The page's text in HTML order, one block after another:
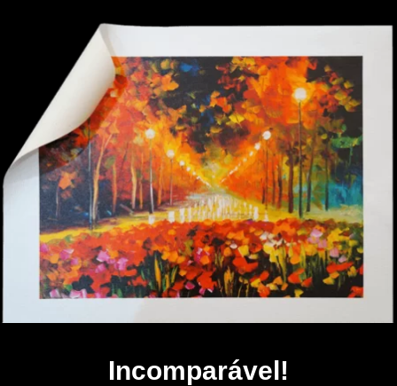
Incomparável!